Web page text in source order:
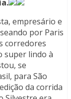
empresário e
por Paris
corredores
super lindo à
se
para São
da corrida